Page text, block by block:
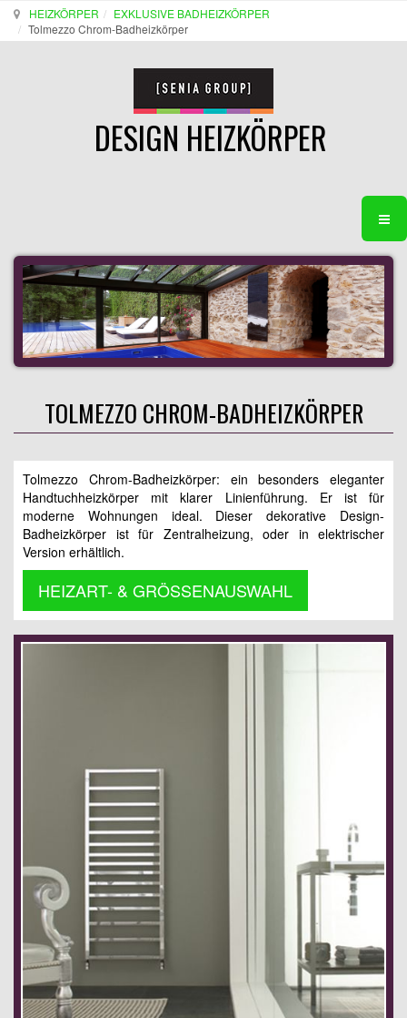
HEIZKÖRPER
EXKLUSIVE BADHEIZKÖRPER
Tolmezzo Chrom-Badheizkörper
DESIGN HEIZKÖRPER
TOLMEZZO CHROM-BADHEIZKÖRPER
Tolmezzo Chrom-Badheizkörper: ein besonders eleganter
Handtuchheizkörper mit klarer Linienführung. Er ist für
moderne Wohnungen ideal. Dieser dekorative Design-
Badheizkörper ist für Zentralheizung, oder in elektrischer
Version erhältlich.
HEIZART- & GRÖSSENAUSWAHL